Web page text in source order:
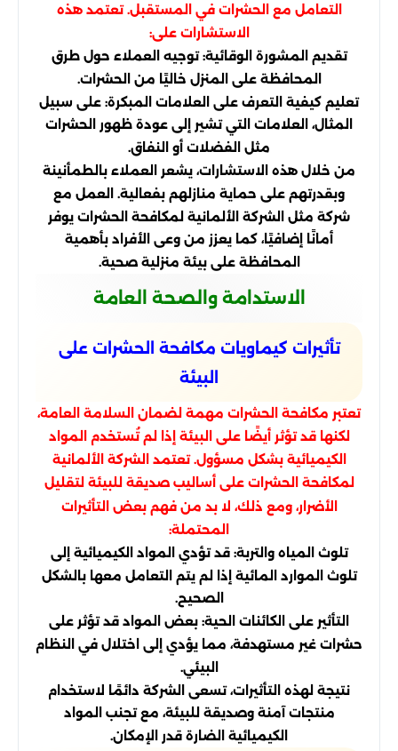
التعامل مع الحشرات في المستقبل. تعتمد هذه
الاستشارات على:
تقديم المشورة الوقائية: توجيه العملاء حول طرق
المحافظة على المنزل خاليًا من الحشرات.
تعليم كيفية التعرف على العلامات المبكرة: على سبيل
المثال، العلامات التي تشير إلى عودة ظهور الحشرات
مثل الفضلات أو النفاق.
من خلال هذه الاستشارات، يشعر العملاء بالطمأنينة
وبقدرتهم على حماية منازلهم بفعالية. العمل مع
شركة مثل الشركة الألمانية لمكافحة الحشرات يوفر
أمانًا إضافيًا، كما يعزز من وعى الأفراد بأهمية
المحافظة على بيئة منزلية صحية.
الاستدامة والصحة العامة
تأثيرات كيماويات مكافحة الحشرات على
البيئة
تعتبر مكافحة الحشرات مهمة لضمان السلامة العامة،
لكنها قد تؤثر أيضًا على البيئة إذا لم تُستخدم المواد
الكيميائية بشكل مسؤول. تعتمد الشركة الألمانية
لمكافحة الحشرات على أساليب صديقة للبيئة لتقليل
الأضرار، ومع ذلك، لا بد من فهم بعض التأثيرات
المحتملة:
تلوث المياه والتربة: قد تؤدي المواد الكيميائية إلى
تلوث الموارد المائية إذا لم يتم التعامل معها بالشكل
الصحيح.
التأثير على الكائنات الحية: بعض المواد قد تؤثر على
حشرات غير مستهدفة، مما يؤدي إلى اختلال في النظام
البيئي.
نتيجة لهذه التأثيرات، تسعى الشركة دائمًا لاستخدام
منتجات آمنة وصديقة للبيئة، مع تجنب المواد
الكيميائية الضارة قدر الإمكان.